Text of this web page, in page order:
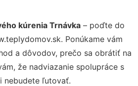
kúrenia Trnávka – poďte do
Ponúkame vám
a dôvodov, prečo sa obrátiť na
že nadviazanie spolupráce s
nebudete ľutovať.